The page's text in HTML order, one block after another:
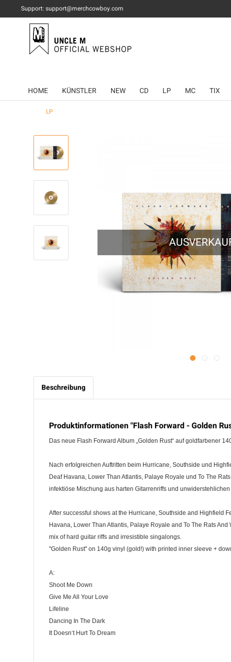
Support: support@merchcowboy.com
HOME KÜNSTLER NEW CD LP MC TIX
LP
Beschreibung
Produktinformationen "Flash Forward - Golden
Das neue Flash Forward Album „Golden Rust“ auf goldfarbener
Nach erfolgreichen Auftritten beim Hurricane, Southside und
Deaf Havana, Lower Than Atlantis, Palaye Royale und To The
infektiöse Mischung aus harten Gitarrenriffs und
After successful shows at the Hurricane, Southside and Highfield
Havana, Lower Than Atlantis, Palaye Royale and To The Rats
mix of hard guitar riffs and irresistible singalongs.
"Golden Rust" on 140g vinyl (gold!) with printed inner sleeve +
A:
Shoot Me Down
Give Me All Your Love
Lifeline
Dancing In The Dark
It Doesn‘t Hurt To Dream